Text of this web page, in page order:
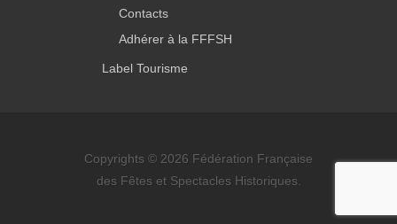
Contacts
Adhérer à la FFFSH
Label Tourisme
Copyrights © 2026 Fédération Française
des Fêtes et Spectacles Historiques.